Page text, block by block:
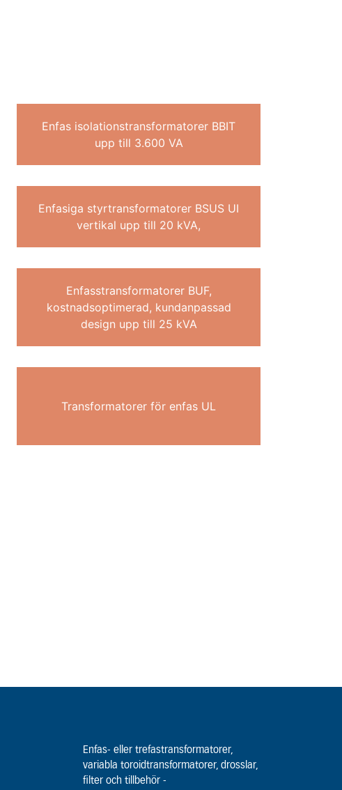
Enfas isolationstransformatorer BBIT
upp till 3.600 VA
Enfasiga styrtransformatorer BSUS UI
vertikal upp till 20 kVA,
Enfasstransformatorer BUF,
kostnadsoptimerad, kundanpassad
design upp till 25 kVA
Transformatorer för enfas UL
Enfas- eller trefastransformatorer,
variabla toroidtransformatorer, drosslar,
filter och tillbehör -